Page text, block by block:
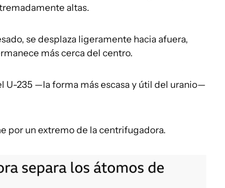
altas.
se desplaza ligeramente hacia afuera,
más cerca del centro.
U-235 —la forma más escasa y útil del uranio—
por un extremo de la centrifugadora.